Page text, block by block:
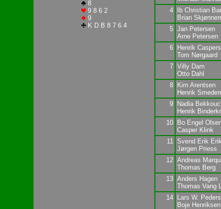
8
9 8 6 2
9
K D B 8 7 6 4
4
Ib Christian
Brian
5 Jan Petersen
Arne Petersen
6
Henrik
Tom Nørgaard
7 Villy Dam
Otto Dahl
8
Kim Arentsen
Henrik
9
Nadia
Henrik
10
Bo Engel
Casper Klink
11
Svend Erik
Jørgen Priess
12 Andreas
Thomas Berg
13 Anders Hagen
Thomas Vang
14
Lars W.
Boje Henriksen